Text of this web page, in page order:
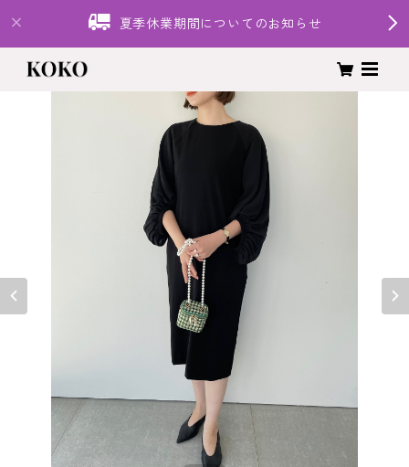
夏季休業期間についてのお知らせ